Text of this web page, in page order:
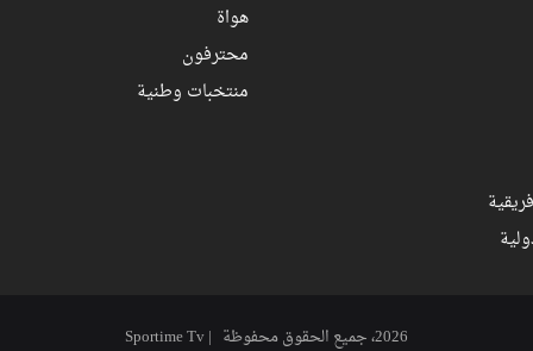
هواة
محترفون
منتخبات وطنية
2026، جميع الحقوق محفوظة | Sportime Tv